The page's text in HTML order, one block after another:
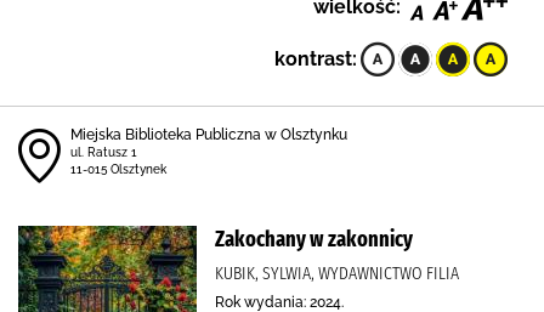
wielkość:
kontrast:
Miejska Biblioteka Publiczna w Olsztynku
ul. Ratusz 1
11-015 Olsztynek
Zakochany w zakonnicy
KUBIK, SYLWIA, WYDAWNICTWO FILIA
Rok wydania: 2024.